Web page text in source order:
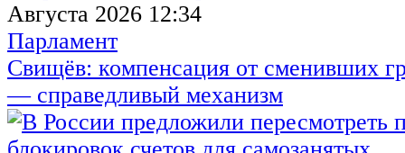
Августа 2026 12:34
Парламент
Свищёв: компенсация от сменивших
— справедливый механизм